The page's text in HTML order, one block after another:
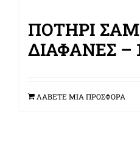
ΠΟΤΉΡΙ
ΔΙΑΦΑΝΈΣ –
ΛΑΒΕΤΕ ΜΙΑ ΠΡΟΣΦΟΡΑ